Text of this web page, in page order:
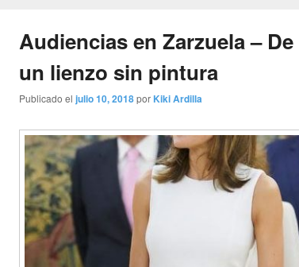
Audiencias en Zarzuela –
un lienzo sin pintura
Publicado el julio 10, 2018por Kiki Ardilla